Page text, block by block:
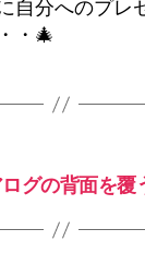
自分へのプレ
・🎄
グの背面を覆